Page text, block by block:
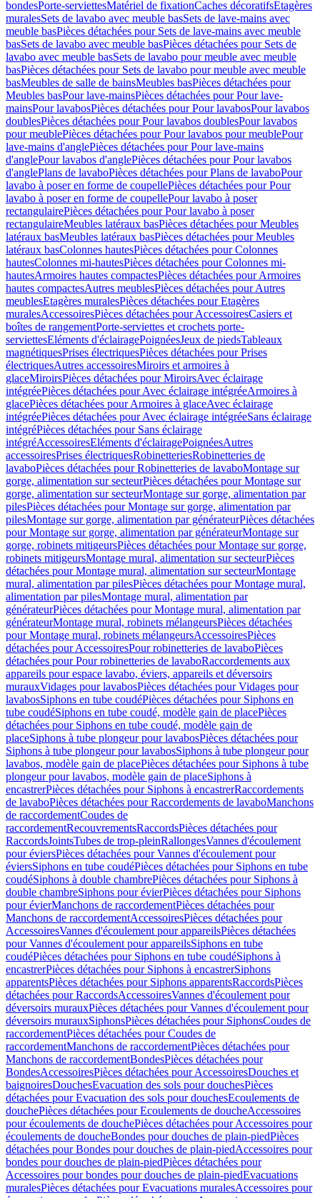
bondesPorte-serviettesMatériel de fixationCaches décoratifsEtagères
muralesSets de lavabo avec meuble basSets de lave-mains avec
meuble basPièces détachées pour Sets de lave-mains avec meuble
basSets de lavabo avec meuble basPièces détachées pour Sets de
lavabo avec meuble basSets de lavabo pour meuble avec meuble
basPièces détachées pour Sets de lavabo pour meuble avec meuble
basMeubles de salle de bainsMeubles basPièces détachées pour
Meubles basPour lave-mainsPièces détachées pour Pour lave-
mainsPour lavabosPièces détachées pour Pour lavabosPour lavabos
doublesPièces détachées pour Pour lavabos doublesPour lavabos
pour meublePièces détachées pour Pour lavabos pour meublePour
lave-mains d'anglePièces détachées pour Pour lave-mains
d'anglePour lavabos d'anglePièces détachées pour Pour lavabos
d'anglePlans de lavaboPièces détachées pour Plans de lavaboPour
lavabo à poser en forme de coupellePièces détachées pour Pour
lavabo à poser en forme de coupellePour lavabo à poser
rectangulairePièces détachées pour Pour lavabo à poser
rectangulaireMeubles latéraux basPièces détachées pour Meubles
latéraux basMeubles latéraux basPièces détachées pour Meubles
latéraux basColonnes hautesPièces détachées pour Colonnes
hautesColonnes mi-hautesPièces détachées pour Colonnes mi-
hautesArmoires hautes compactesPièces détachées pour Armoires
hautes compactesAutres meublesPièces détachées pour Autres
meublesEtagères muralesPièces détachées pour Etagères
muralesAccessoiresPièces détachées pour AccessoiresCasiers et
boîtes de rangementPorte-serviettes et crochets porte-
serviettesEléments d'éclairagePoignéesJeux de piedsTableaux
magnétiquesPrises électriquesPièces détachées pour Prises
électriquesAutres accessoiresMiroirs et armoires à
glaceMiroirsPièces détachées pour MiroirsAvec éclairage
intégréePièces détachées pour Avec éclairage intégréeArmoires à
glacePièces détachées pour Armoires à glaceAvec éclairage
intégréePièces détachées pour Avec éclairage intégréeSans éclairage
intégréPièces détachées pour Sans éclairage
intégréAccessoiresEléments d'éclairagePoignéesAutres
accessoiresPrises électriquesRobinetteriesRobinetteries de
lavaboPièces détachées pour Robinetteries de lavaboMontage sur
gorge, alimentation sur secteurPièces détachées pour Montage sur
gorge, alimentation sur secteurMontage sur gorge, alimentation par
pilesPièces détachées pour Montage sur gorge, alimentation par
pilesMontage sur gorge, alimentation par générateurPièces détachées
pour Montage sur gorge, alimentation par générateurMontage sur
gorge, robinets mitigeursPièces détachées pour Montage sur gorge,
robinets mitigeursMontage mural, alimentation sur secteurPièces
détachées pour Montage mural, alimentation sur secteurMontage
mural, alimentation par pilesPièces détachées pour Montage mural,
alimentation par pilesMontage mural, alimentation par
générateurPièces détachées pour Montage mural, alimentation par
générateurMontage mural, robinets mélangeursPièces détachées
pour Montage mural, robinets mélangeursAccessoiresPièces
détachées pour AccessoiresPour robinetteries de lavaboPièces
détachées pour Pour robinetteries de lavaboRaccordements aux
appareils pour espace lavabo, éviers, appareils et déversoirs
murauxVidages pour lavabosPièces détachées pour Vidages pour
lavabosSiphons en tube coudéPièces détachées pour Siphons en
tube coudéSiphons en tube coudé, modèle gain de placePièces
détachées pour Siphons en tube coudé, modèle gain de
placeSiphons à tube plongeur pour lavabosPièces détachées pour
Siphons à tube plongeur pour lavabosSiphons à tube plongeur pour
lavabos, modèle gain de placePièces détachées pour Siphons à tube
plongeur pour lavabos, modèle gain de placeSiphons à
encastrerPièces détachées pour Siphons à encastrerRaccordements
de lavaboPièces détachées pour Raccordements de lavaboManchons
de raccordementCoudes de
raccordementRecouvrementsRaccordsPièces détachées pour
RaccordsJointsTubes de trop-pleinRallongesVannes d'écoulement
pour éviersPièces détachées pour Vannes d'écoulement pour
éviersSiphons en tube coudéPièces détachées pour Siphons en tube
coudéSiphons à double chambrePièces détachées pour Siphons à
double chambreSiphons pour évierPièces détachées pour Siphons
pour évierManchons de raccordementPièces détachées pour
Manchons de raccordementAccessoiresPièces détachées pour
AccessoiresVannes d'écoulement pour appareilsPièces détachées
pour Vannes d'écoulement pour appareilsSiphons en tube
coudéPièces détachées pour Siphons en tube coudéSiphons à
encastrerPièces détachées pour Siphons à encastrerSiphons
apparentsPièces détachées pour Siphons apparentsRaccordsPièces
détachées pour RaccordsAccessoiresVannes d'écoulement pour
déversoirs murauxPièces détachées pour Vannes d'écoulement pour
déversoirs murauxSiphonsPièces détachées pour SiphonsCoudes de
raccordementPièces détachées pour Coudes de
raccordementManchons de raccordementPièces détachées pour
Manchons de raccordementBondesPièces détachées pour
BondesAccessoiresPièces détachées pour AccessoiresDouches et
baignoiresDouchesEvacuation des sols pour douchesPièces
détachées pour Evacuation des sols pour douchesEcoulements de
douchePièces détachées pour Ecoulements de doucheAccessoires
pour écoulements de douchePièces détachées pour Accessoires pour
écoulements de doucheBondes pour douches de plain-piedPièces
détachées pour Bondes pour douches de plain-piedAccessoires pour
bondes pour douches de plain-piedPièces détachées pour
Accessoires pour bondes pour douches de plain-piedEvacuations
muralesPièces détachées pour Evacuations muralesAccessoires pour